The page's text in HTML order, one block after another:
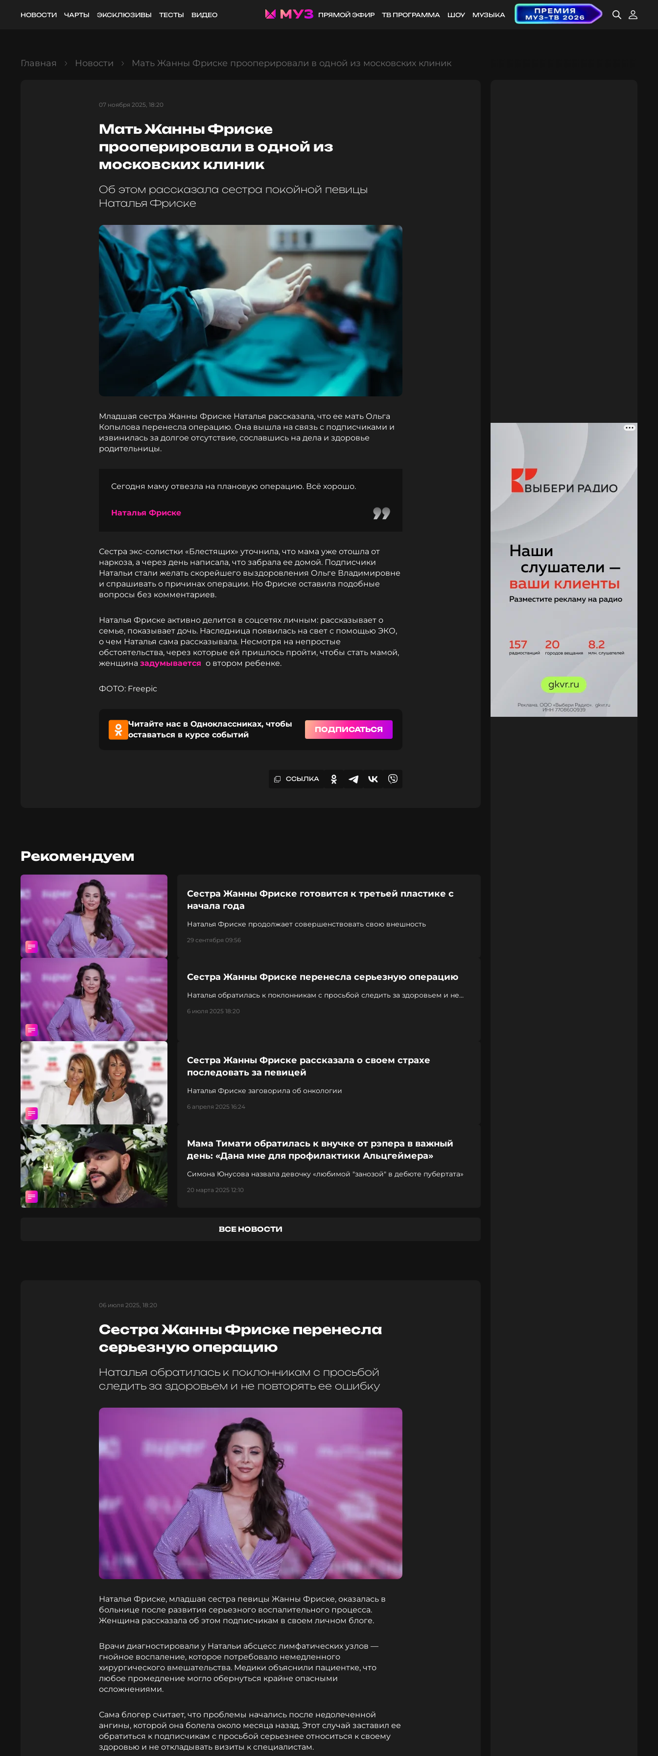
НОВОСТИ ЧАРТЫ ЭКСКЛЮЗИВЫ ТЕСТЫ ВИДЕО ПРЯМОЙ ЭФИР ТВ ПРОГРАММА ШОУ МУЗЫКА
Главная Новости Мать Жанны Фриске прооперировали в одной из московских клиник
07 ноября 2025, 18:20
Мать Жанны Фриске
прооперировали в одной из
московских клиник
Об этом рассказала сестра покойной певицы
Наталья Фриске
Младшая сестра Жанны Фриске Наталья рассказала, что ее мать Ольга
Копылова перенесла операцию. Она вышла на связь с подписчиками и
извинилась за долгое отсутствие, сославшись на дела и здоровье
родительницы.
Сегодня маму отвезла на плановую операцию. Всё хорошо.
Наталья Фриске
Сестра экс-солистки «Блестящих» уточнила, что мама уже отошла от
наркоза, а через день написала, что забрала ее домой. Подписчики
Натальи стали желать скорейшего выздоровления Ольге Владимировне
и спрашивать о причинах операции. Но Фриске оставила подобные
вопросы без комментариев.
Наталья Фриске активно делится в соцсетях личным: рассказывает о
семье, показывает дочь. Наследница появилась на свет с помощью ЭКО,
о чем Наталья сама рассказывала. Несмотря на непростые
обстоятельства, через которые ей пришлось пройти, чтобы стать мамой,
женщина задумывается о втором ребенке.
ФОТО: Freepic
Читайте нас в Одноклассниках, чтобы
оставаться в курсе событий
ПОДПИСАТЬСЯ
ССЫЛКА
Рекомендуем
Сестра Жанны Фриске готовится к третьей пластике с
начала года
Наталья Фриске продолжает совершенствовать свою внешность
29 сентября 09:56
Сестра Жанны Фриске перенесла серьезную операцию
Наталья обратилась к поклонникам с просьбой следить за здоровьем и не
6 июля 2025 18:20
Сестра Жанны Фриске рассказала о своем страхе
последовать за певицей
Наталья Фриске заговорила об онкологии
6 апреля 2025 16:24
Мама Тимати обратилась к внучке от рэпера в важный
день: «Дана мне для профилактики Альцгеймера»
Симона Юнусова назвала девочку «любимой "занозой" в дебюте пубертата»
20 марта 2025 12:10
ВСЕ НОВОСТИ
06 июля 2025, 18:20
Сестра Жанны Фриске перенесла
серьезную операцию
Наталья обратилась к поклонникам с просьбой
следить за здоровьем и не повторять ее ошибку
Наталья Фриске, младшая сестра певицы Жанны Фриске, оказалась в
больнице после развития серьезного воспалительного процесса.
Женщина рассказала об этом подписчикам в своем личном блоге.
Врачи диагностировали у Натальи абсцесс лимфатических узлов —
гнойное воспаление, которое потребовало немедленного
хирургического вмешательства. Медики объяснили пациентке, что
любое промедление могло обернуться крайне опасными
осложнениями.
Сама блогер считает, что проблемы начались после недолеченной
ангины, которой она болела около месяца назад. Этот случай заставил ее
обратиться к подписчикам с просьбой серьезнее относиться к своему
здоровью и не откладывать визиты к специалистам.